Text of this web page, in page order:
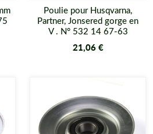
Poulie pour Husqvarna,
Partner, Jonsered gorge en
V . N° 532 14 67-63
21,06 €